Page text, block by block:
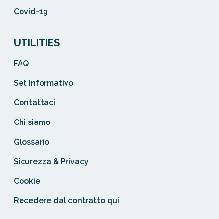
Covid-19
UTILITIES
FAQ
Set Informativo
Contattaci
Chi siamo
Glossario
Sicurezza & Privacy
Cookie
Recedere dal contratto qui